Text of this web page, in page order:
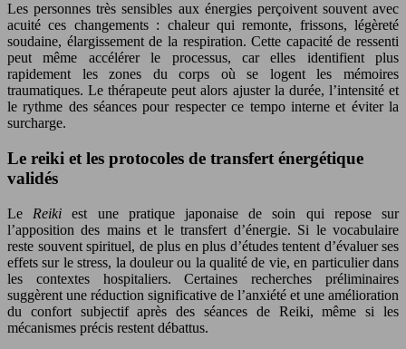
Les personnes très sensibles aux énergies perçoivent souvent avec
acuité ces changements : chaleur qui remonte, frissons, légèreté
soudaine, élargissement de la respiration. Cette capacité de ressenti
peut même accélérer le processus, car elles identifient plus
rapidement les zones du corps où se logent les mémoires
traumatiques. Le thérapeute peut alors ajuster la durée, l’intensité et
le rythme des séances pour respecter ce tempo interne et éviter la
surcharge.
Le reiki et les protocoles de transfert énergétique
validés
Le Reiki est une pratique japonaise de soin qui repose sur
l’apposition des mains et le transfert d’énergie. Si le vocabulaire
reste souvent spirituel, de plus en plus d’études tentent d’évaluer ses
effets sur le stress, la douleur ou la qualité de vie, en particulier dans
les contextes hospitaliers. Certaines recherches préliminaires
suggèrent une réduction significative de l’anxiété et une amélioration
du confort subjectif après des séances de Reiki, même si les
mécanismes précis restent débattus.